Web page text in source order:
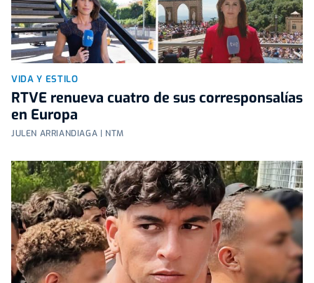
VIDA Y ESTILO
RTVE renueva cuatro de sus corresponsalías
en Europa
JULEN ARRIANDIAGA | NTM